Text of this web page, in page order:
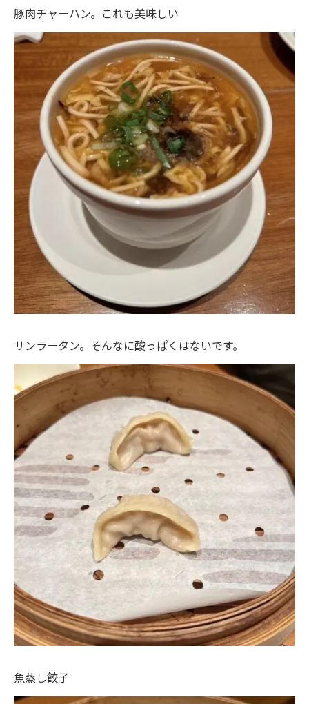
豚肉チャーハン。これも美味しい
サンラータン。そんなに酸っぱくはないです。
魚蒸し餃子